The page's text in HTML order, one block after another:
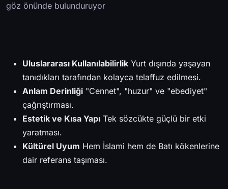
göz önünde bulunduruyor
Uluslararası Kullanılabilirlik Yurt dışında yaşayan
tanıdıkları tarafından kolayca telaffuz edilmesi.
Anlam Derinliği "Cennet", "huzur" ve "ebediyet"
çağrıştırması.
Estetik ve Kısa Yapı Tek sözcükte güçlü bir etki
yaratması.
Kültürel Uyum Hem İslami hem de Batı kökenlerine
dair referans taşıması.